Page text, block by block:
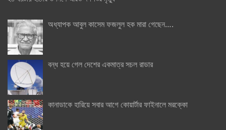
অধ্যাপক আবুল কাসেম ফজলুল হক মারা গেছেন….
বন্ধ হয়ে গেল দেশের একমাত্র সচল রাডার
কানাডাকে হারিয়ে সবার আগে কোয়ার্টার ফাইনালে মরক্কো